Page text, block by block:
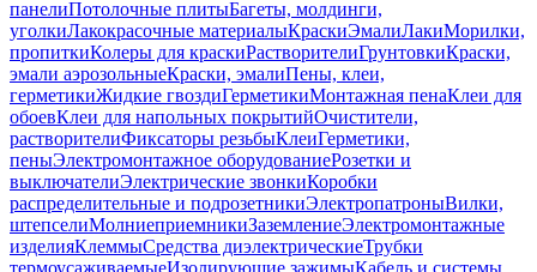
панелиПотолочные плитыБагеты, молдинги,
уголкиЛакокрасочные материалыКраскиЭмалиЛакиМорилки,
пропиткиКолеры для краскиРастворителиГрунтовкиКраски,
эмали аэрозольныеКраски, эмалиПены, клеи,
герметикиЖидкие гвоздиГерметикиМонтажная пенаКлеи для
обоевКлеи для напольных покрытийОчистители,
растворителиФиксаторы резьбыКлеиГерметики,
пеныЭлектромонтажное оборудованиеРозетки и
выключателиЭлектрические звонкиКоробки
распределительные и подрозетникиЭлектропатроныВилки,
штепселиМолниеприемникиЗаземлениеЭлектромонтажные
изделияКлеммыСредства диэлектрическиеТрубки
термоусаживаемыеИзолирующие зажимыКабель и системы